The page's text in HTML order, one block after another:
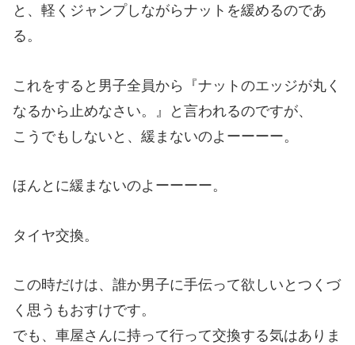
と、軽くジャンプしながらナットを緩めるのであ
る。
これをすると男子全員から『ナットのエッジが丸く
なるから止めなさい。』と言われるのですが、
こうでもしないと、緩まないのよーーーー。
ほんとに緩まないのよーーーー。
タイヤ交換。
この時だけは、誰か男子に手伝って欲しいとつくづ
く思うもおすけです。
でも、車屋さんに持って行って交換する気はありま